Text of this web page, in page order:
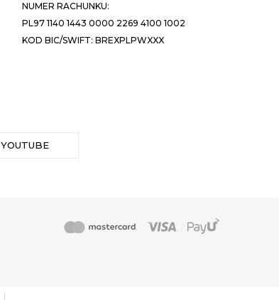
NUMER RACHUNKU:
PL97 1140 1443 0000 2269 4100 1002
KOD BIC/SWIFT: BREXPLPWXXX
YOUTUBE